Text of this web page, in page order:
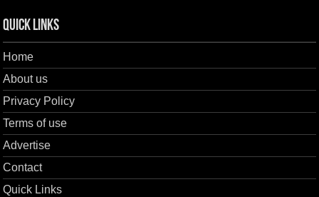
Quick Links
Home
About us
Privacy Policy
Terms of use
Advertise
Contact
Quick Links